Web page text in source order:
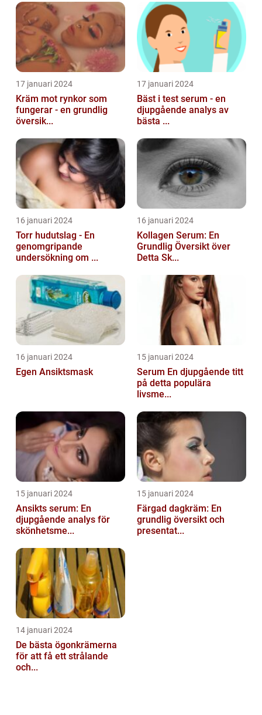
17 januari 2024
Kräm mot rynkor som
fungerar - en grundlig
översik...
17 januari 2024
Bäst i test serum - en
djupgående analys av
bästa ...
16 januari 2024
Torr hudutslag - En
genomgripande
undersökning om ...
16 januari 2024
Kollagen Serum: En
Grundlig Översikt över
Detta Sk...
16 januari 2024
Egen Ansiktsmask
15 januari 2024
Serum En djupgående titt
på detta populära
livsme...
15 januari 2024
Ansikts serum: En
djupgående analys för
skönhetsme...
15 januari 2024
Färgad dagkräm: En
grundlig översikt och
presentat...
14 januari 2024
De bästa ögonkrämerna
för att få ett strålande
och...